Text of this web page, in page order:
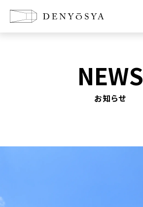
新築に懸ける想い
店舗改装の想い
NEWS
お知らせ